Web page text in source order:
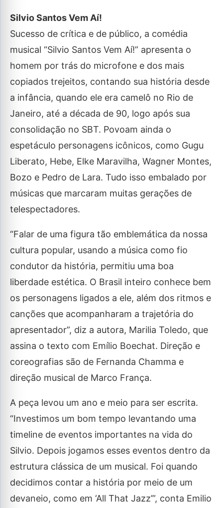
Silvio Santos Vem Aí!
Sucesso de crítica e de público, a comédia
musical “Silvio Santos Vem Aí!” apresenta o
homem por trás do microfone e dos mais
copiados trejeitos, contando sua história desde
a infância, quando ele era camelô no Rio de
Janeiro, até a década de 90, logo após sua
consolidação no SBT. Povoam ainda o
espetáculo personagens icônicos, como Gugu
Liberato, Hebe, Elke Maravilha, Wagner Montes,
Bozo e Pedro de Lara. Tudo isso embalado por
músicas que marcaram muitas gerações de
telespectadores.
“Falar de uma figura tão emblemática da nossa
cultura popular, usando a música como fio
condutor da história, permitiu uma boa
liberdade estética. O Brasil inteiro conhece bem
os personagens ligados a ele, além dos ritmos e
canções que acompanharam a trajetória do
apresentador”, diz a autora, Marilia Toledo, que
assina o texto com Emílio Boechat. Direção e
coreografias são de Fernanda Chamma e
direção musical de Marco França.
A peça levou um ano e meio para ser escrita.
“Investimos um bom tempo levantando uma
timeline de eventos importantes na vida do
Silvio. Depois jogamos esses eventos dentro da
estrutura clássica de um musical. Foi quando
decidimos contar a história por meio de um
devaneio, como em ‘All That Jazz’”, conta Emilio